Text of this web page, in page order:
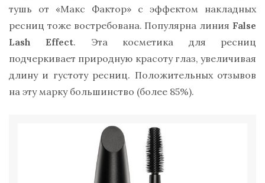
тушь от «Макс Фактор» с эффектом накладных
ресниц тоже востребована. Популярна линия False
Lash Effect. Эта косметика для ресниц
подчеркивает природную красоту глаз, увеличивая
длину и густоту ресниц. Положительных отзывов
на эту марку большинство (более 85%).